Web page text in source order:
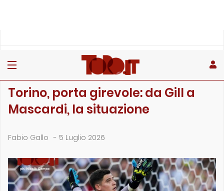
Torino, porta girevole: da Gill a
Mascardi, la situazione
Fabio Gallo - 5 Luglio 2026